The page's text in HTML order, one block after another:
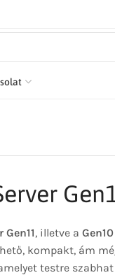
, illetve a
kompakt, ám
testre